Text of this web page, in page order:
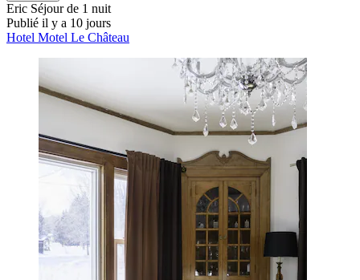
Eric Séjour de 1 nuit
Publié il y a 10 jours
Hotel Motel Le Château